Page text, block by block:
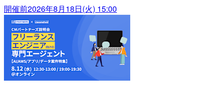
開催前2026年8月18日(火) 15:00